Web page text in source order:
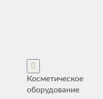
Косметическое
оборудование